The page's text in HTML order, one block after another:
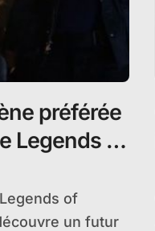
préférée
Legends of
un futur